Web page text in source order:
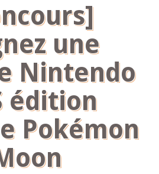
une
Nintendo
édition
Pokémon